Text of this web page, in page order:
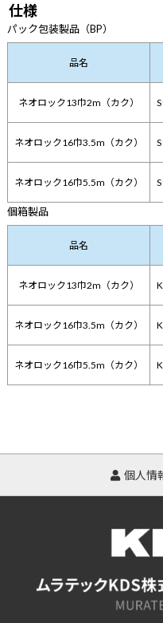
仕様
パック包装製品（BP）
品名
ネオロック13巾2m（カク）
ネオロック16巾3.5m（カク）
ネオロック16巾5.5m（カク）
個箱製品
品名
ネオロック13巾2m（カク）
ネオロック16巾3.5m（カク）
ネオロック16巾5.5m（カク）
個人情